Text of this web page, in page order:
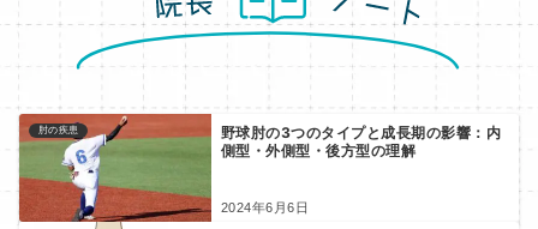
肘の疾患
野球肘の3つのタイプと成長期の影響：内
側型・外側型・後方型の理解
2024年6月6日